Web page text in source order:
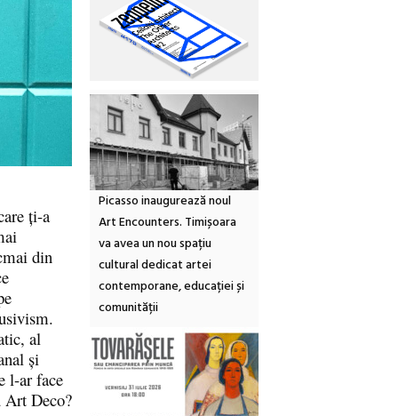
ți-a
din
al
și
l-ar face
Art Deco?
Picasso inaugurează noul
Art Encounters. Timișoara
va avea un nou spațiu
cultural dedicat artei
contemporane, educației și
comunității